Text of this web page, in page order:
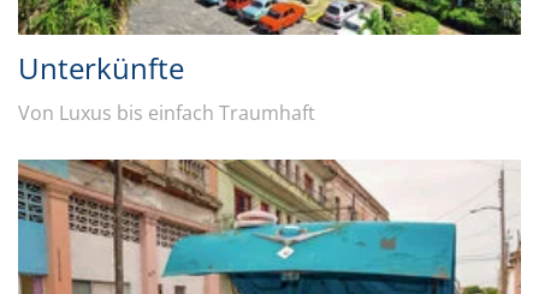
Unterkünfte
Von Luxus bis einfach Traumhaft